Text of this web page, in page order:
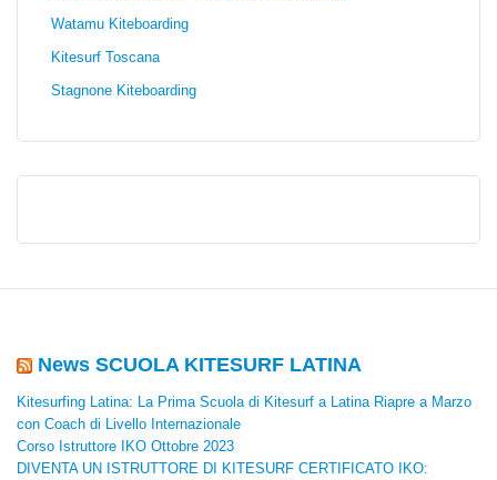
Watamu Kiteboarding
Kitesurf Toscana
Stagnone Kiteboarding
News SCUOLA KITESURF LATINA
Kitesurfing Latina: La Prima Scuola di Kitesurf a Latina Riapre a Marzo
con Coach di Livello Internazionale
Corso Istruttore IKO Ottobre 2023
DIVENTA UN ISTRUTTORE DI KITESURF CERTIFICATO IKO: